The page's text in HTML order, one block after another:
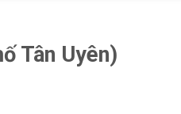
Tân Uyên)